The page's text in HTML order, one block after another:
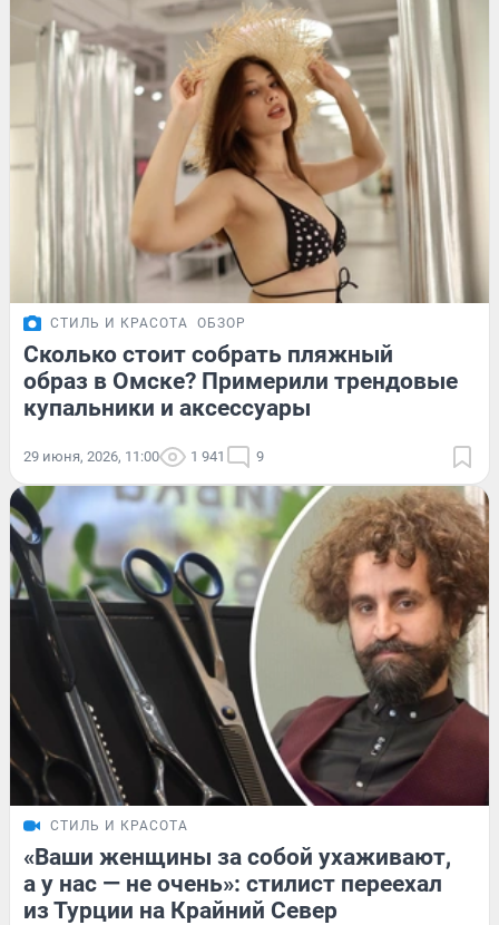
СТИЛЬ И КРАСОТА ОБЗОР
Сколько стоит собрать пляжный
образ в Омске? Примерили трендовые
купальники и аксессуары
29 июня, 2026, 11:00 1 941 9
СТИЛЬ И КРАСОТА
«Ваши женщины за собой ухаживают,
а у нас — не очень»: стилист переехал
из Турции на Крайний Север